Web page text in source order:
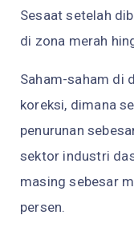
Sesaat setelah
di zona merah
Saham-saham di
koreksi, dimana
penurunan
sektor industri
masing sebesar
persen.